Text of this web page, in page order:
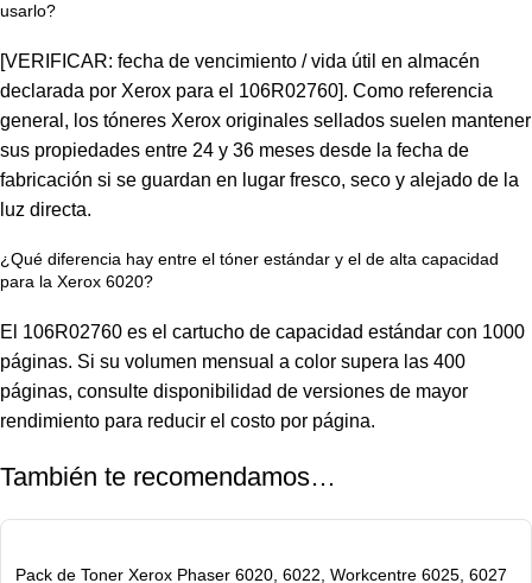
usarlo?
[VERIFICAR: fecha de vencimiento / vida útil en almacén
declarada por Xerox para el 106R02760]. Como referencia
general, los tóneres Xerox originales sellados suelen mantener
sus propiedades entre 24 y 36 meses desde la fecha de
fabricación si se guardan en lugar fresco, seco y alejado de la
luz directa.
¿Qué diferencia hay entre el tóner estándar y el de alta capacidad
para la Xerox 6020?
El 106R02760 es el cartucho de capacidad estándar con 1000
páginas. Si su volumen mensual a color supera las 400
páginas, consulte disponibilidad de versiones de mayor
rendimiento para reducir el costo por página.
También te recomendamos…
Pack de Toner Xerox Phaser 6020, 6022, Workcentre 6025, 6027